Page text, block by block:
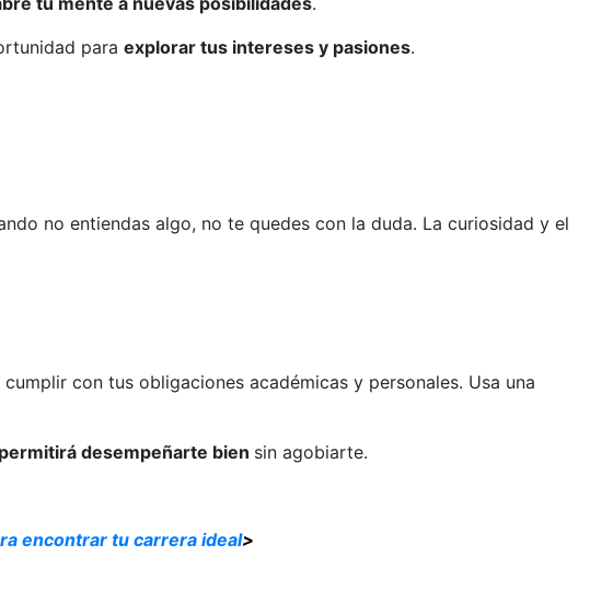
para explorar tus intereses y pasiones.
no entiendas algo, no te quedes con la duda. La curiosidad y el
con tus obligaciones académicas y personales. Usa una
desempeñarte bien sin agobiarte.
encontrar tu carrera ideal>